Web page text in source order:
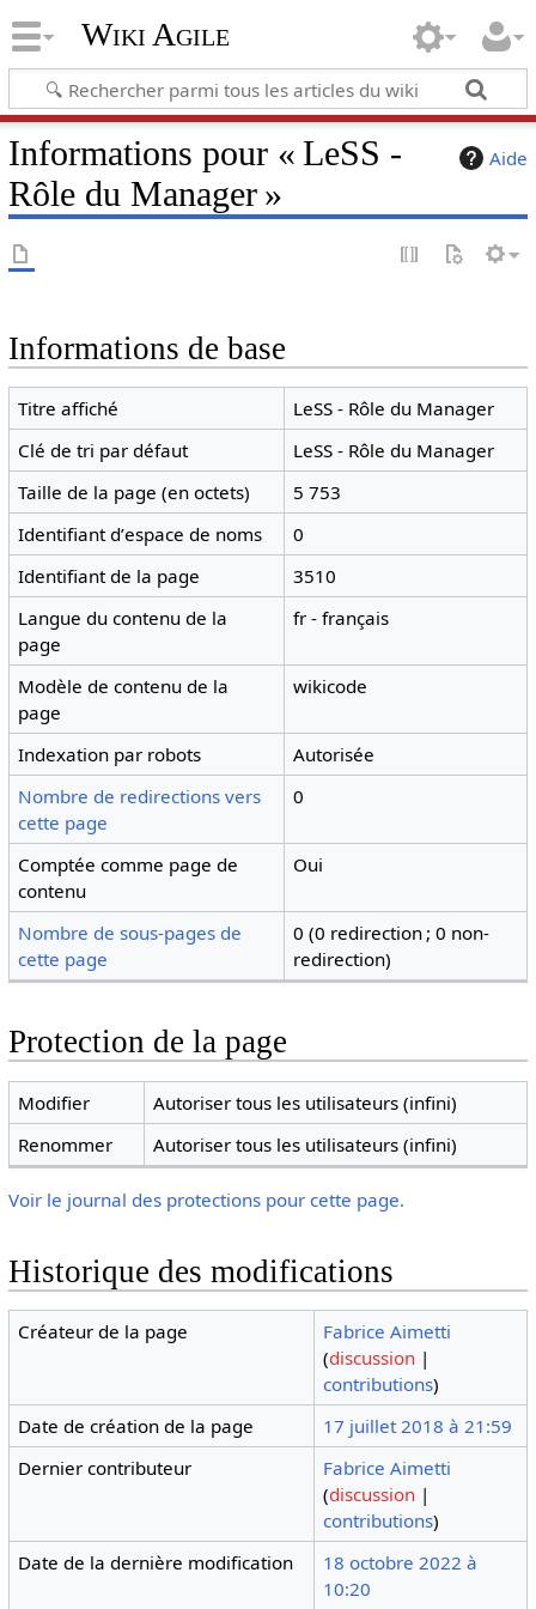
Wiki Agile
Aide
Informations pour « LeSS -
Rôle du Manager »
Informations de base
Titre affiché
LeSS - Rôle du Manager
Clé de tri par défaut
LeSS - Rôle du Manager
Taille de la page (en octets)
5 753
Identifiant dʼespace de noms
0
Identifiant de la page
3510
Langue du contenu de la
page
fr - français
Modèle de contenu de la
page
wikicode
Indexation par robots
Autorisée
Nombre de redirections vers
cette page
0
Comptée comme page de
contenu
Oui
Nombre de sous-pages de
cette page
0 (0 redirection ; 0 non-
redirection)
Protection de la page
Modifier
Autoriser tous les utilisateurs (infini)
Renommer
Autoriser tous les utilisateurs (infini)
Voir le journal des protections pour cette page.
Historique des modifications
Créateur de la page
Fabrice Aimetti
(discussion |
contributions)
Date de création de la page
17 juillet 2018 à 21:59
Dernier contributeur
Fabrice Aimetti
(discussion |
contributions)
Date de la dernière modification
18 octobre 2022 à
10:20